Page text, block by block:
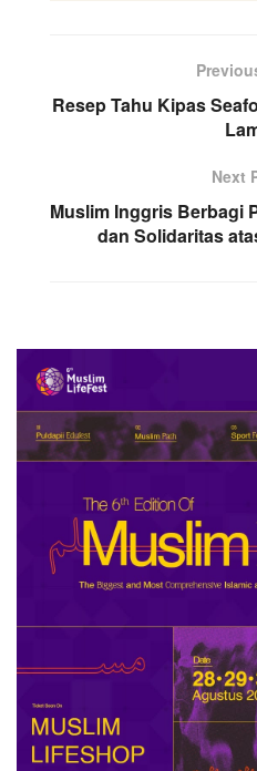
Resep Tahu Kipas
Next
Muslim Inggris Berbagi
dan Solidaritas